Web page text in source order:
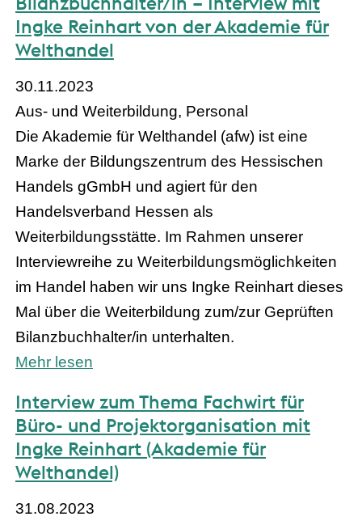
Ingke Reinhart von der Akademie für
Welthandel
30.11.2023
Aus- und Weiterbildung, Personal
Die Akademie für Welthandel (afw) ist eine
Marke der Bildungszentrum des Hessischen
Handels gGmbH und agiert für den
Handelsverband Hessen als
Weiterbildungsstätte. Im Rahmen unserer
Interviewreihe zu Weiterbildungsmöglichkeiten
im Handel haben wir uns Ingke Reinhart dieses
Mal über die Weiterbildung zum/zur Geprüften
Bilanzbuchhalter/in unterhalten.
Mehr lesen
Interview zum Thema Fachwirt für
Büro- und Projektorganisation mit
Ingke Reinhart (Akademie für
Welthandel)
31.08.2023